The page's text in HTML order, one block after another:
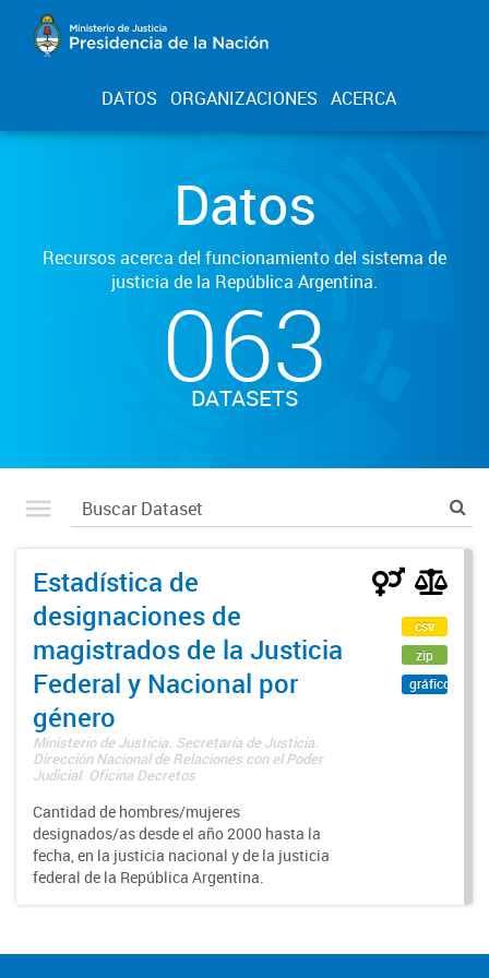
DATOS ORGANIZACIONES ACERCA
Datos
Recursos acerca del funcionamiento del sistema de
justicia de la República Argentina.
063
DATASETS
Estadística de
designaciones de
magistrados de la Justicia
Federal y Nacional por
género
Ministerio de Justicia. Secretaría de Justicia.
Dirección Nacional de Relaciones con el Poder
Judicial. Oficina Decretos
Cantidad de hombres/mujeres
designados/as desde el año 2000 hasta la
fecha, en la justicia nacional y de la justicia
federal de la República Argentina.
csv
zip
gráfico